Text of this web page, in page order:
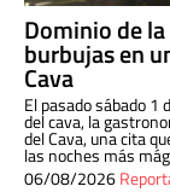
Dominio de
burbujas en
Cava
El pasado sábado 1
del cava, la
del Cava, una cita
las noches más
06/08/2026